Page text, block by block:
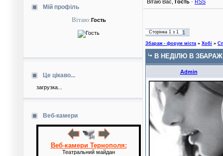
Мій профіль
Вітаю:Гость
Це цікаво...
загрузка...
Веб-камери
Веб-камери Тернополя:
Театральний майдан
Вітаю Вас Гость · RSS
Сторінка 1 з 1 1
Збараж - форум міста » Хобі »
В НЕДІЛЮ В
Admin